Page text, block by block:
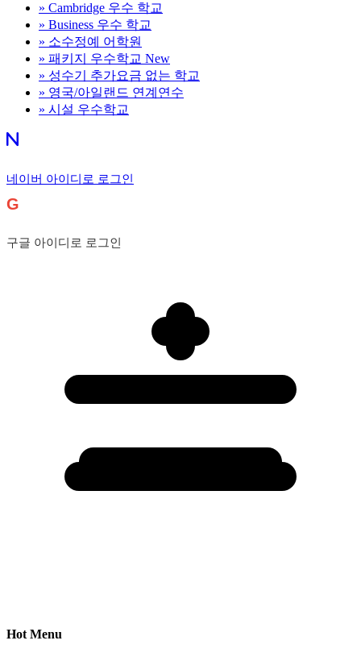
» Cambridge 우수 학교
» Business 우수 학교
» 소수정예 어학원
» 패키지 우수학교 New
» 성수기 추가요금 없는 학교
» 영국/아일랜드 연계연수
» 시설 우수학교
네이버 아이디로 로그인
G
구글 아이디로 로그인
Hot Menu